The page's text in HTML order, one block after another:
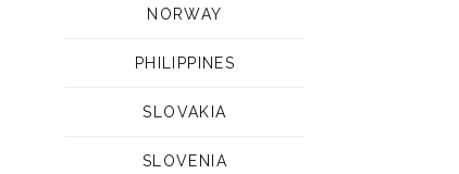
NORWAY
PHILIPPINES
SLOVAKIA
SLOVENIA